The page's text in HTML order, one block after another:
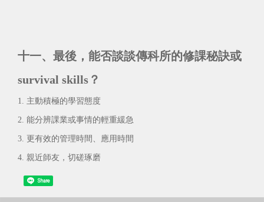
十一、最後，能否談談傳科所的修課秘訣或
survival skills？
1. 主動積極的學習態度
2. 能分辨課業或事情的輕重緩急
3. 更有效的管理時間、應用時間
4. 親近師友，切磋琢磨
Share